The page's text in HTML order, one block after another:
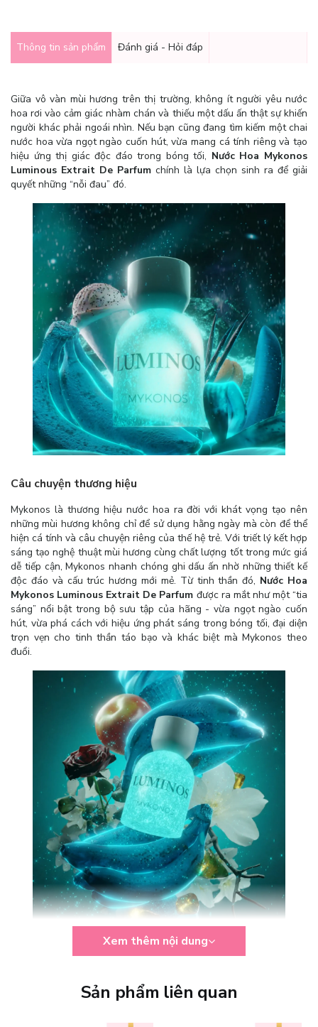
Thông tin sản phẩm Đánh giá - Hỏi đáp
Giữa vô vàn mùi hương trên thị trường, không ít người yêu nước
hoa rơi vào cảm giác nhàm chán và thiếu một dấu ấn thật sự khiến
người khác phải ngoái nhìn. Nếu bạn cũng đang tìm kiếm một chai
nước hoa vừa ngọt ngào cuốn hút, vừa mang cá tính riêng và tạo
hiệu ứng thị giác độc đáo trong bóng tối, Nước Hoa Mykonos
Luminous Extrait De Parfum chính là lựa chọn sinh ra để giải
quyết những “nỗi đau” đó.
Câu chuyện thương hiệu
Mykonos là thương hiệu nước hoa ra đời với khát vọng tạo nên
những mùi hương không chỉ để sử dụng hằng ngày mà còn để thể
hiện cá tính và câu chuyện riêng của thế hệ trẻ. Với triết lý kết hợp
sáng tạo nghệ thuật mùi hương cùng chất lượng tốt trong mức giá
dễ tiếp cận, Mykonos nhanh chóng ghi dấu ấn nhờ những thiết kế
độc đáo và cấu trúc hương mới mẻ. Từ tinh thần đó, Nước Hoa
Mykonos Luminous Extrait De Parfum được ra mắt như một “tia
sáng” nổi bật trong bộ sưu tập của hãng - vừa ngọt ngào cuốn
hút, vừa phá cách với hiệu ứng phát sáng trong bóng tối, đại diện
trọn vẹn cho tinh thần táo bạo và khác biệt mà Mykonos theo
đuổi.
Đặc điểm nổi bật của Luminous Extrait De Parfum
Luminos Extrait De Parfum còn chinh phục người dùng bằng chất
Xem thêm nội dung
Sản phẩm liên quan